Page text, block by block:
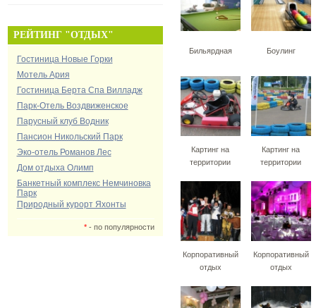
РЕЙТИНГ "ОТДЫХ"
Гостиница Новые Горки
Мотель Ария
Гостиница Берта Спа Вилладж
Парк-Отель Воздвиженское
Парусный клуб Водник
Пансион Никольский Парк
Эко-отель Романов Лес
Дом отдыха Олимп
Банкетный комплекс Немчиновка
Парк
Природный курорт Яхонты
*- по популярности
Бильярдная Боулинг
Картинг на
территории
Картинг на
территории
Корпоративный
отдых
Корпоративный
отдых